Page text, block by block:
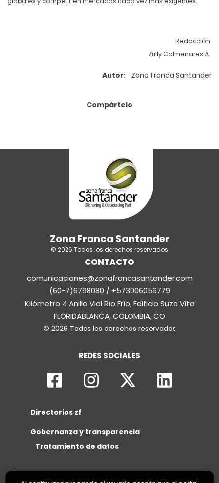
Redacción:
Zully Colmenares A.
Autor: Zona Franca Santander
Compártelo
Zona Franca Santander
© 2026 Todos los derechos reservados
CONTACTO
comunicaciones@zonafrancasantander.com
(60-7)6798080 / +573006056779
Kilómetro 4 Anillo Vial Río Frío, Edificio Suza Vita
FLORIDABLANCA, COLOMBIA, CO
© 2026 Todos los derechos reservados
REDES SOCIALES
Directorios zf
Gobernanza y transparencia
Tratamiento de datos